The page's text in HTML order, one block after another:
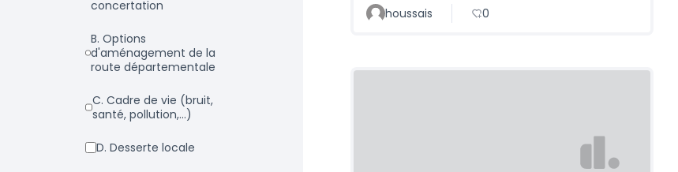
concertation
b. Options
d'aménagement de la
route départementale
c. Cadre de vie (bruit,
santé, pollution,...)
d. Desserte locale
houssais 0